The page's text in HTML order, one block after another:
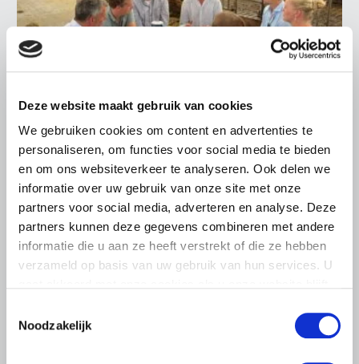
Deze website maakt gebruik van cookies
We gebruiken cookies om content en advertenties te
personaliseren, om functies voor social media te bieden
en om ons websiteverkeer te analyseren. Ook delen we
informatie over uw gebruik van onze site met onze
partners voor social media, adverteren en analyse. Deze
partners kunnen deze gegevens combineren met andere
informatie die u aan ze heeft verstrekt of die ze hebben
verzameld op basis van uw gebruik van hun services. U
Noodzakelijk
LTO LOBBY
Kamerlid Goudzwaard (JA21)
bezoekt melkveehouderij in
Súdwest-Fryslân
LTO Nederland ontving gisteren Tweede Kamerlid
Maarten Goudzwaard (JA21) en beleidsmedewerker
Lees meer